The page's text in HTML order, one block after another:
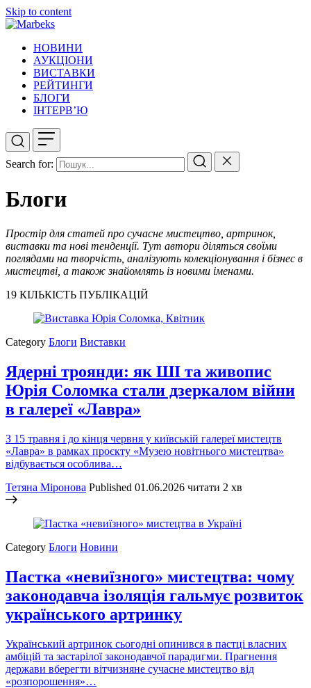
Skip to content
НОВИНИ
АУКЦІОНИ
ВИСТАВКИ
РЕЙТИНГИ
БЛОГИ
ІНТЕРВ’Ю
Search for:
Блоги
Простір для статей про сучасне мистецтво, артринок,
виставки та нові тенденції. Тут автори діляться своїми
поглядами на творчість, аналізують колекціонування і бізнес в
мистецтві, а також знайомлять із новими іменами.
19 КІЛЬКІСТЬ ПУБЛІКАЦІЙ
Category Блоги Виставки
Ядерні троянди: як ШІ та живопис
Юрія Соломка стали дзеркалом війни
в галереї «Лавра»
З 15 травня і до кінця червня у київській галереї мистецтв
«Лавра» в рамках проєкту «Музею новітнього мистецтва»
відбувається особлива…
Тетяна Міронова Published 01.06.2026 читати 2 хв
Category Блоги Новини
Пастка «невиїзного» мистецтва: чому
законодавча ізоляція гальмує розвиток
українського артринку
Український артринок сьогодні опинився в пастці власних
амбіцій та застарілої законодавчої парадигми. Прагнення
держави вберегти вітчизняне сучасне мистецтво від
«розпорошення»…